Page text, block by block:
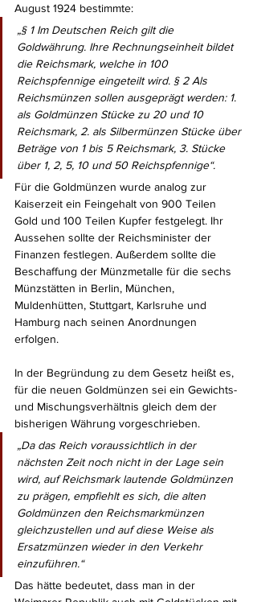
August 1924 bestimmte:
„§ 1 Im Deutschen Reich gilt die
Goldwährung. Ihre Rechnungseinheit bildet
die Reichsmark, welche in 100
Reichspfennige eingeteilt wird. § 2 Als
Reichsmünzen sollen ausgeprägt werden: 1.
als Goldmünzen Stücke zu 20 und 10
Reichsmark, 2. als Silbermünzen Stücke über
Beträge von 1 bis 5 Reichsmark, 3. Stücke
über 1, 2, 5, 10 und 50 Reichspfennige“.
Für die Goldmünzen wurde analog zur
Kaiserzeit ein Feingehalt von 900 Teilen
Gold und 100 Teilen Kupfer festgelegt. Ihr
Aussehen sollte der Reichsminister der
Finanzen festlegen. Außerdem sollte die
Beschaffung der Münzmetalle für die sechs
Münzstätten in Berlin, München,
Muldenhütten, Stuttgart, Karlsruhe und
Hamburg nach seinen Anordnungen
erfolgen.
In der Begründung zu dem Gesetz heißt es,
für die neuen Goldmünzen sei ein Gewichts-
und Mischungsverhältnis gleich dem der
bisherigen Währung vorgeschrieben.
„Da das Reich voraussichtlich in der
nächsten Zeit noch nicht in der Lage sein
wird, auf Reichsmark lautende Goldmünzen
zu prägen, empfiehlt es sich, die alten
Goldmünzen den Reichsmarkmünzen
gleichzustellen und auf diese Weise als
Ersatzmünzen wieder in den Verkehr
einzuführen.“
Das hätte bedeutet, dass man in der